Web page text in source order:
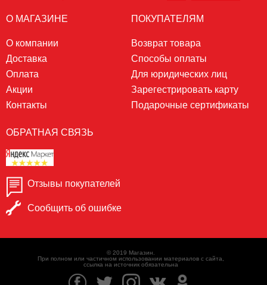
О МАГАЗИНЕ
О компании
Доставка
Оплата
Акции
Контакты
ПОКУПАТЕЛЯМ
Возврат товара
Способы оплаты
Для юридических лиц
Зарегестрировать карту
Подарочные сертификаты
ОБРАТНАЯ СВЯЗЬ
Отзывы покупателей
Сообщить об ошибке
© 2019 Магазин.
При полном или частичном использовании материалов с сайта,
ссылка на источник обязательна